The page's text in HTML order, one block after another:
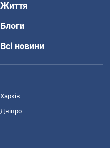
Життя
Блоги
Всі новини
Харків
Дніпро